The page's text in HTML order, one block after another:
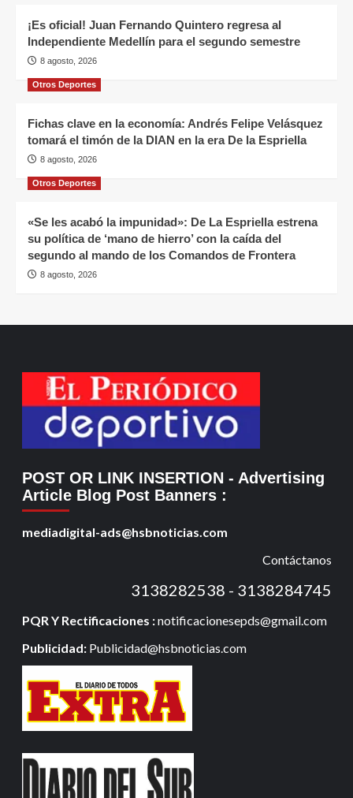
¡Es oficial! Juan Fernando Quintero regresa al
Independiente Medellín para el segundo semestre
8 agosto, 2026
Otros Deportes
Fichas clave en la economía: Andrés Felipe Velásquez
tomará el timón de la DIAN en la era De la Espriella
8 agosto, 2026
Otros Deportes
«Se les acabó la impunidad»: De La Espriella estrena
su política de ‘mano de hierro’ con la caída del
segundo al mando de los Comandos de Frontera
8 agosto, 2026
POST OR LINK INSERTION - Advertising
Article Blog Post Banners :
mediadigital-ads@hsbnoticias.com
Contáctanos
3138282538 - 3138284745
PQR Y Rectificaciones :notificacionesepds@gmail.com
Publicidad: Publicidad@hsbnoticias.com